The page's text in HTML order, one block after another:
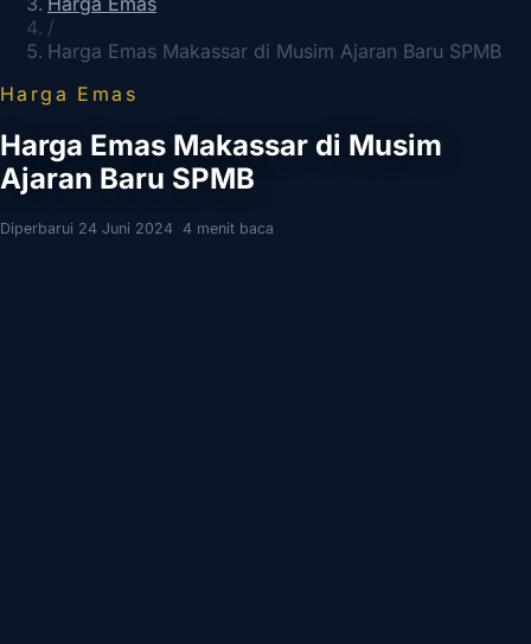
/
Harga Emas Makassar di Musim Ajaran Baru SPMB
Harga Emas
Harga Emas Makassar di Musim
Ajaran Baru SPMB
Diperbarui 24 Juni 2024 ·4 menit baca